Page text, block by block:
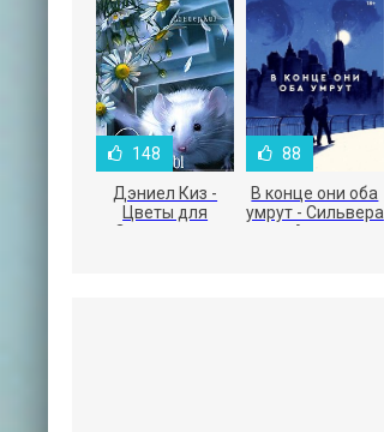
148
Дэниел Киз -
Цветы для
Элджернона
88
В конце они оба
умрут - Сильвера
Адам